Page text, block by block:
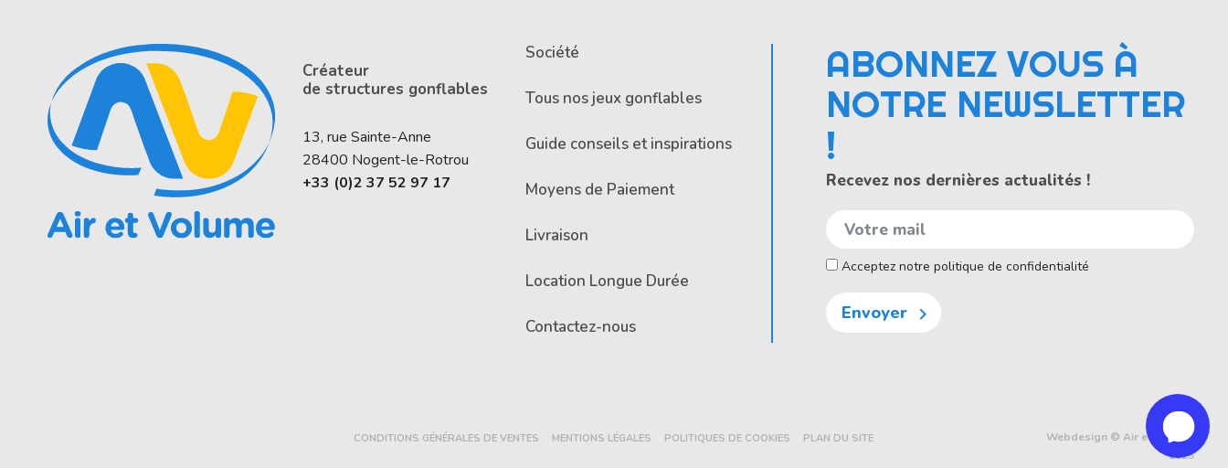
Créateur
de structures gonflables
13, rue Sainte-Anne
28400 Nogent-le-Rotrou
+33 (0)2 37 52 97 17
Société
Tous nos jeux gonflables
Guide conseils et inspirations
Moyens de Paiement
Livraison
Location Longue Durée
Contactez-nous
ABONNEZ VOUS À
NOTRE NEWSLETTER
!
Recevez nos dernières actualités !
Acceptez notre politique de confidentialité
Envoyer 
CONDITIONS GÉNÉRALES DE VENTES MENTIONS LÉGALES POLITIQUES DE COOKIES PLAN DU SITE
Webdesign © Air et Volume
2025